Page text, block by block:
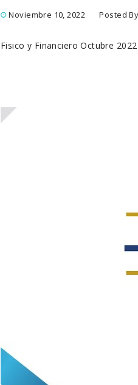
Noviembre 10, 2022 Posted
Fisico y Financiero Octubre 2022